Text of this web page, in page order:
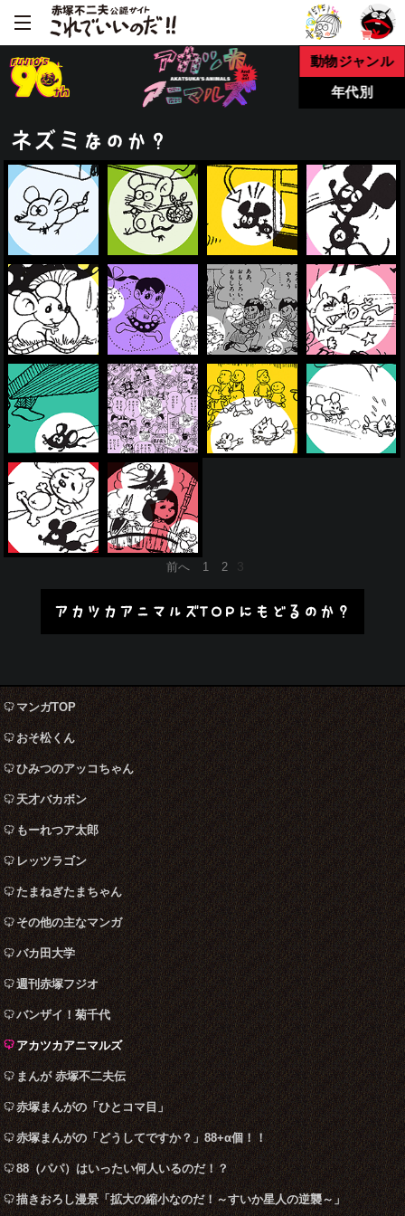
動物ジャンル
年代別
ネズミ なのか？
り
前へ 1 2 3
アカツカアニマルズTOPにもどるのか？
マンガTOP
おそ松くん
ひみつのアッコちゃん
天才バカボン
もーれつア太郎
レッツラゴン
たまねぎたまちゃん
その他の主なマンガ
バカ田大学
週刊赤塚フジオ
バンザイ！菊千代
アカツカアニマルズ
まんが 赤塚不二夫伝
赤塚まんがの「ひとコマ目」
赤塚まんがの「どうしてですか？」88+α個！！
88（パパ）はいったい何人いるのだ！？
描きおろし漫景「拡大の縮小なのだ！～すいか星人の逆襲～」